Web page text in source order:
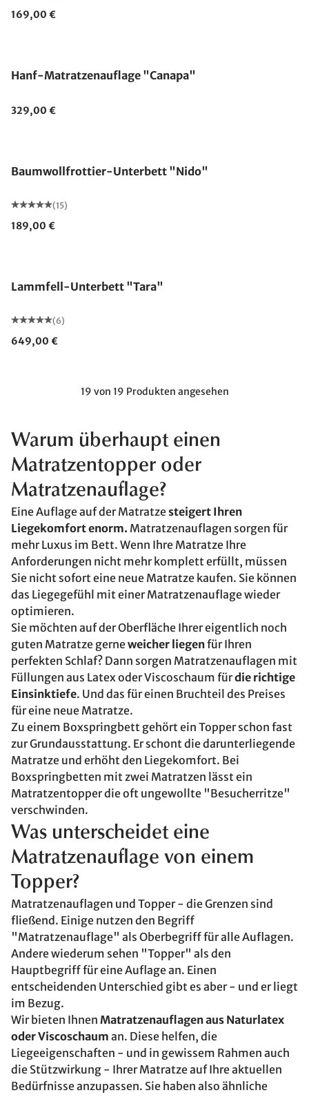
169,00 €
Hanf-Matratzenauflage "Canapa"
329,00 €
Baumwollfrottier-Unterbett "Nido"
(15)
189,00 €
Lammfell-Unterbett "Tara"
(6)
649,00 €
19 von 19 Produkten angesehen
Warum überhaupt einen
Matratzentopper oder
Matratzenauflage?
Eine Auflage auf der Matratzesteigert Ihren
Liegekomfort enorm. Matratzenauflagen sorgen für
mehr Luxus im Bett. Wenn Ihre Matratze Ihre
Anforderungen nicht mehr komplett erfüllt, müssen
Sie nicht sofort eine neue Matratze kaufen. Sie können
das Liegegefühl mit einer Matratzenauflage wieder
optimieren.
Sie möchten auf der Oberfläche Ihrer eigentlich noch
guten Matratze gerneweicher liegenfür Ihren
perfekten Schlaf? Dann sorgen Matratzenauflagen mit
Füllungen aus Latex oder Viscoschaum fürdie richtige
Einsinktiefe. Und das für einen Bruchteil des Preises
für eine neue Matratze.
Zu einem Boxspringbett gehört ein Topper schon fast
zur Grundausstattung. Er schont die darunterliegende
Matratze und erhöht den Liegekomfort. Bei
Boxspringbetten mit zwei Matratzen lässt ein
Matratzentopper die oft ungewollte "Besucherritze"
verschwinden.
Was unterscheidet eine
Matratzenauflage von einem
Topper?
Matratzenauflagen und Topper - die Grenzen sind
fließend. Einige nutzen den Begriff
"Matratzenauflage" als Oberbegriff für alle Auflagen.
Andere wiederum sehen "Topper" als den
Hauptbegriff für eine Auflage an. Einen
entscheidenden Unterschied gibt es aber - und er liegt
im Bezug.
Wir bieten Ihnen Matratzenauflagen aus Naturlatex
oder Viscoschaum an. Diese helfen, die
Liegeeigenschaften - und in gewissem Rahmen auch
die Stützwirkung - Ihrer Matratze auf Ihre aktuellen
Bedürfnisse anzupassen. Sie haben also ähnliche